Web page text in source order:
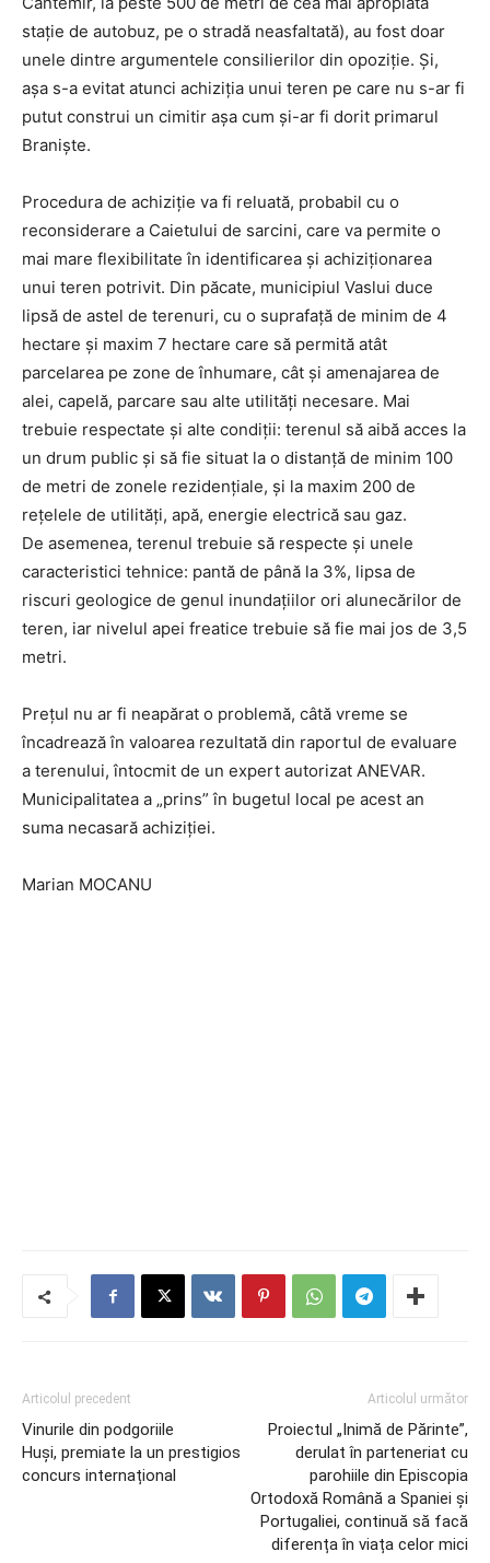
stație de autobuz, pe o stradă neasfaltată), au fost doar
unele dintre argumentele consilierilor din opoziție. Și,
așa s-a evitat atunci achiziția unui teren pe care nu s-ar fi
putut construi un cimitir așa cum și-ar fi dorit primarul
Braniște.
Procedura de achiziție va fi reluată, probabil cu o
reconsiderare a Caietului de sarcini, care va permite o
mai mare flexibilitate în identificarea și achiziționarea
unui teren potrivit. Din păcate, municipiul Vaslui duce
lipsă de astel de terenuri, cu o suprafață de minim de 4
hectare și maxim 7 hectare care să permită atât
parcelarea pe zone de înhumare, cât și amenajarea de
alei, capelă, parcare sau alte utilități necesare. Mai
trebuie respectate și alte condiții: terenul să aibă acces la
un drum public și să fie situat la o distanță de minim 100
de metri de zonele rezidențiale, și la maxim 200 de
rețelele de utilități, apă, energie electrică sau gaz.
De asemenea, terenul trebuie să respecte și unele
caracteristici tehnice: pantă de până la 3%, lipsa de
riscuri geologice de genul inundațiilor ori alunecărilor de
teren, iar nivelul apei freatice trebuie să fie mai jos de 3,5
metri.
Prețul nu ar fi neapărat o problemă, câtă vreme se
încadrează în valoarea rezultată din raportul de evaluare
a terenului, întocmit de un expert autorizat ANEVAR.
Municipalitatea a „prins” în bugetul local pe acest an
suma necasară achiziției.
Marian MOCANU
Articolul precedent
Vinurile din podgoriile
Huși, premiate la un prestigios
concurs internațional
Articolul următor
Proiectul „Inimă de Părinte”,
derulat în parteneriat cu
parohiile din Episcopia
Ortodoxă Română a Spaniei și
Portugaliei, continuă să facă
diferența în viața celor mici